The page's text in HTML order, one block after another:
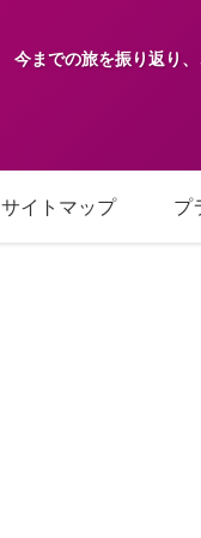
今までの旅を振り返り
サイトマップ プ